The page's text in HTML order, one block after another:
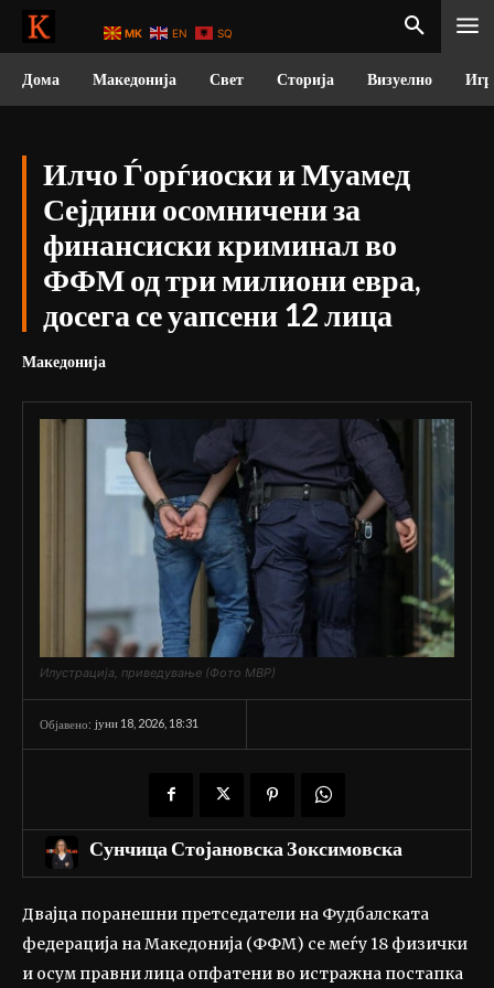
Дома Македонија Свет Сторија Визуелно
Илчо Ѓорѓиоски и Муамед
Сејдини осомничени за
финансиски криминал во
ФФМ од три милиони евра,
досега се уапсени 12 лица
Македонија
Илустрација, приведување (Фото МВР)
Објавено: јуни 18, 2026, 18:31
Сунчица Стојановска Зоксимовска
Двајца поранешни претседатели на Фудбалската
федерација на Македонија (ФФМ) се меѓу 18 физички
и осум правни лица опфатени во истражна постапка
MK EN SQ